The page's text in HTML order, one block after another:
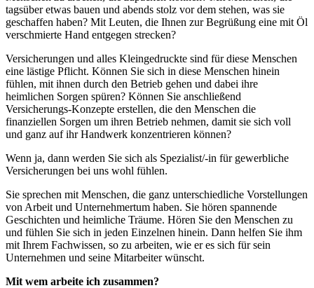
tagsüber etwas bauen und abends stolz vor dem stehen, was sie
geschaffen haben? Mit Leuten, die Ihnen zur Begrüßung eine mit Öl
verschmierte Hand entgegen strecken?
Versicherungen und alles Kleingedruckte sind für diese Menschen
eine lästige Pflicht. Können Sie sich in diese Menschen hinein
fühlen, mit ihnen durch den Betrieb gehen und dabei ihre
heimlichen Sorgen spüren? Können Sie anschließend
Versicherungs-Konzepte erstellen, die den Menschen die
finanziellen Sorgen um ihren Betrieb nehmen, damit sie sich voll
und ganz auf ihr Handwerk konzentrieren können?
Wenn ja, dann werden Sie sich als Spezialist/-in für gewerbliche
Versicherungen bei uns wohl fühlen.
Sie sprechen mit Menschen, die ganz unterschiedliche Vorstellungen
von Arbeit und Unternehmertum haben. Sie hören spannende
Geschichten und heimliche Träume. Hören Sie den Menschen zu
und fühlen Sie sich in jeden Einzelnen hinein. Dann helfen Sie ihm
mit Ihrem Fachwissen, so zu arbeiten, wie er es sich für sein
Unternehmen und seine Mitarbeiter wünscht.
Mit wem arbeite ich zusammen?